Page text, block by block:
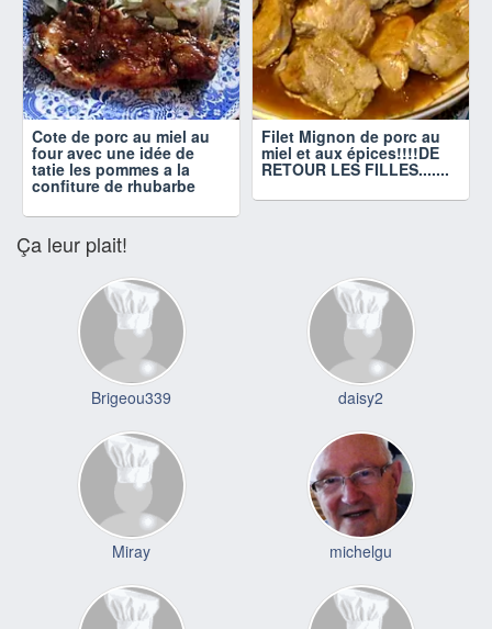
Cote de porc au miel au
four avec une idée de
tatie les pommes a la
confiture de rhubarbe
Filet Mignon de porc au
miel et aux épices!!!!DE
RETOUR LES FILLES.......
Ça leur plait!
Brigeou339 daisy2
Miray michelgu